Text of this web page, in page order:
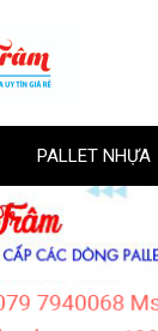
PALLET NHỰA